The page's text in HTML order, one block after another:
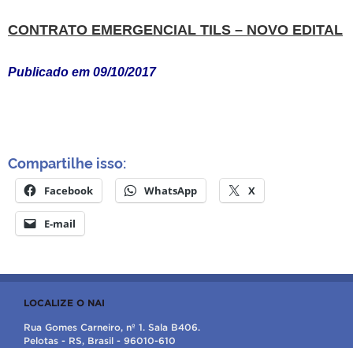
CONTRATO EMERGENCIAL TILS – NOVO EDITAL
Publicado em 09/10/2017
Compartilhe isso:
Facebook WhatsApp X
E-mail
LOCALIZE O NAI
Rua Gomes Carneiro, nº 1. Sala B406.
Pelotas - RS, Brasil - 96010-610